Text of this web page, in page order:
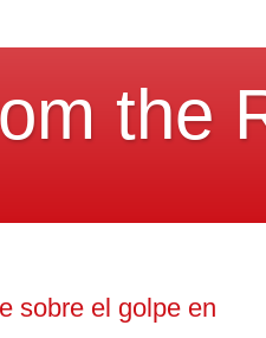
the
sobre el golpe en